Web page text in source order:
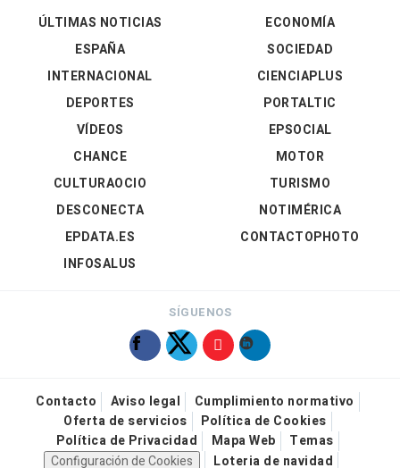
ÚLTIMAS NOTICIAS
ESPAÑA
INTERNACIONAL
DEPORTES
VÍDEOS
ECONOMÍA
SOCIEDAD
CIENCIAPLUS
PORTALTIC
EPSOCIAL
CHANCE
CULTURAOCIO
DESCONECTA
EPDATA.ES
INFOSALUS
MOTOR
TURISMO
NOTIMÉRICA
CONTACTOPHOTO
SÍGUENOS
Contacto Aviso legal
Cumplimiento normativo
Oferta de servicios
Política de Cookies
Política de Privacidad
Mapa Web
Temas
Configuración de Cookies
Loteria de navidad